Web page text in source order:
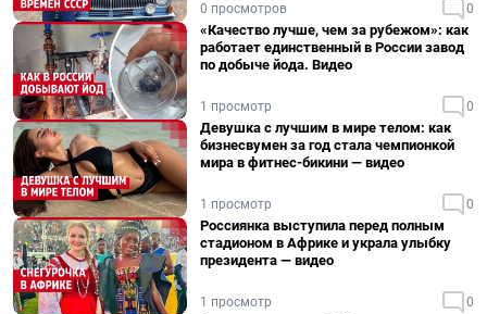
0 просмотров 0
«Качество лучше, чем за рубежом»: как
работает единственный в России завод
по добыче йода. Видео
1 просмотр 0
Девушка с лучшим в мире телом: как
бизнесвумен за год стала чемпионкой
мира в фитнес-бикини — видео
1 просмотр 0
Россиянка выступила перед полным
стадионом в Африке и украла улыбку
президента — видео
1 просмотр 0